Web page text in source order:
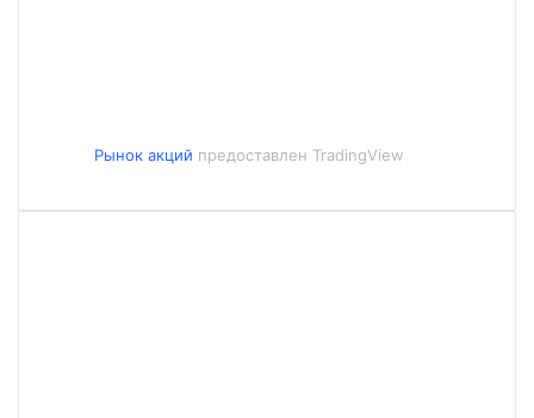
Рынок акций предоставлен TradingView